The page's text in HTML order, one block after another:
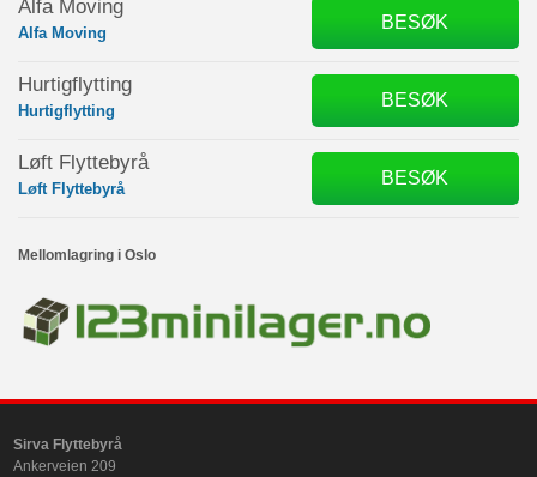
Alfa Moving
Alfa Moving
BESØK
Hurtigflytting
Hurtigflytting
BESØK
Løft Flyttebyrå
Løft Flyttebyrå
BESØK
Mellomlagring i Oslo
Sirva Flyttebyrå
Ankerveien 209